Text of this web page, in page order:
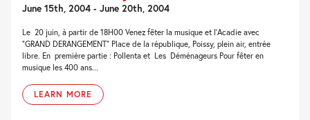
June 15th, 2004 - June 20th, 2004
Le 20 juin, à partir de 18H00 Venez fêter la musique et l’Acadie avec
“GRAND DERANGEMENT” Place de la république, Poissy, plein air, entrée
libre. En première partie : Pollenta et Les Déménageurs Pour fêter en
musique les 400 ans...
LEARN MORE